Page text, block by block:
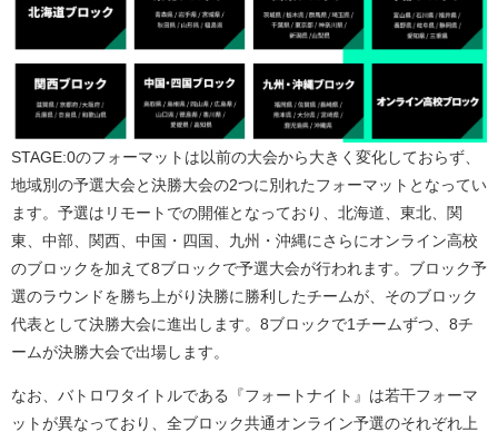
STAGE:0のフォーマットは以前の大会から大きく変化しておらず、
地域別の予選大会と決勝大会の2つに別れたフォーマットとなってい
ます。予選はリモートでの開催となっており、北海道、東北、関
東、中部、関西、中国・四国、九州・沖縄にさらにオンライン高校
のブロックを加えて8ブロックで予選大会が行われます。ブロック予
選のラウンドを勝ち上がり決勝に勝利したチームが、そのブロック
代表として決勝大会に進出します。8ブロックで1チームずつ、8チ
ームが決勝大会で出場します。
なお、バトロワタイトルである『フォートナイト』は若干フォーマ
ットが異なっており、全ブロック共通オンライン予選のそれぞれ上